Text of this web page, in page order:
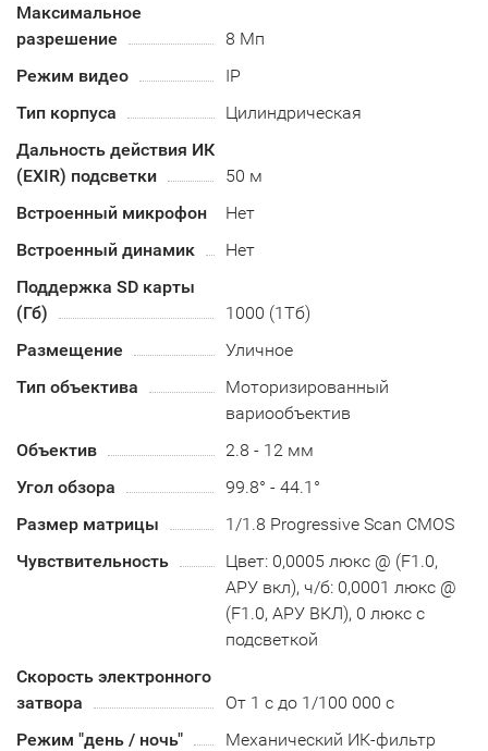
Максимальное
разрешение
8 Мп
Режим видео
IP
Тип корпуса
Цилиндрическая
Дальность действия ИК
(EXIR) подсветки
50 м
Встроенный микрофон
Нет
Встроенный динамик
Нет
Поддержка SD карты
(Гб)
1000 (1Тб)
Размещение
Уличное
Тип объектива
Моторизированный
вариообъектив
Объектив
2.8 - 12 мм
Угол обзора
99.8° - 44.1°
Размер матрицы
1/1.8 Progressive Scan CMOS
Чувствительность
Цвет: 0,0005 люкс @ (F1.0,
АРУ вкл), ч/б: 0,0001 люкс @
(F1.0, АРУ ВКЛ), 0 люкс с
подсветкой
Скорость электронного
затвора
От 1 с до 1/100 000 с
Режим "день / ночь"
Механический ИК-фильтр